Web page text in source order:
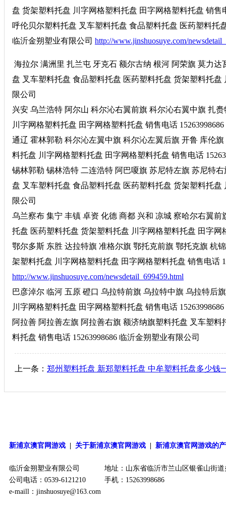
盘 货架塑料托盘 川字网格塑料托盘 田字网格塑料托盘 销售
呼伦贝尔塑料托盘 叉车塑料托盘 食品塑料托盘 医药塑料托
临沂金朔塑业有限公司 http://www.jinshuosuye.com/
海拉尔 满洲里 扎兰屯 牙克石 额尔古纳 根河 阿荣旗 莫力
盘 叉车塑料托盘 食品塑料托盘 医药塑料托盘 货架塑料托
限公司
兴安 乌兰浩特 阿尔山 科尔沁右翼前旗 科尔沁右翼中旗 扎
川字网格塑料托盘 田字网格塑料托盘 销售电话
通辽 霍林郭勒 科尔沁左翼中旗 科尔沁左翼后旗 开鲁 库伦
料托盘 川字网格塑料托盘 田字网格塑料托盘 销售电话
锡林郭勒 锡林浩特 二连浩特 阿巴嗄旗 苏尼特左旗 苏尼特
盘 叉车塑料托盘 食品塑料托盘 医药塑料托盘 货架塑料托
限公司
乌兰察布 集宁 丰镇 卓资 化德 商都 兴和 凉城 察哈尔右翼
托盘 医药塑料托盘 货架塑料托盘 川字网格塑料托盘 田字网
鄂尔多斯 东胜 达拉特旗 准格尔旗 鄂托克前旗 鄂托克旗 杭
架塑料托盘 川字网格塑料托盘 田字网格塑料托盘 销售电话
http://www.jinshuosuye.com/newsdetail_699459.html
巴彦淖尔 临河 五原 磴口 乌拉特前旗 乌拉特中旗 乌拉特后
川字网格塑料托盘 田字网格塑料托盘 销售电话
阿拉善 阿拉善左旗 阿拉善右旗 额济纳旗塑料托盘 叉车塑
料托盘 销售电话 15263998686 临沂金朔塑业有限公司
上一条： 郑州塑料托盘 新郑塑料托盘 中牟塑料托盘多少钱
新浦京澳官网游戏 关于新浦京澳官网游戏 新浦京澳官网游戏的
临沂金朔塑业有限公司
地址：山东省临沂市兰山区银雀山街
公司电话：0539-6121210
手机：15263998686
e-maill： jinshuosuye@163.com